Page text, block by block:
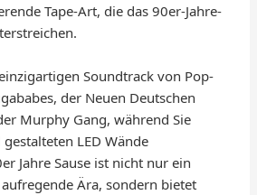
Tape-Art, die das 90er-Jahre-
Soundtrack von Pop-
der Neuen Deutschen
Murphy Gang, während Sie
LED Wände
Jahre Sause ist nicht nur ein
Ära, sondern bietet